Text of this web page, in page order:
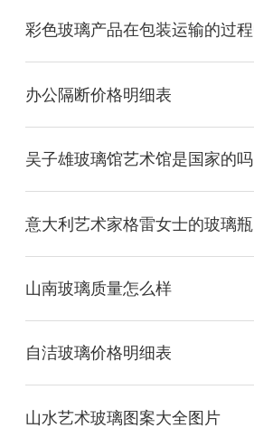
办公隔断价格明细表
吴子雄玻璃馆艺术馆是国家的吗
意大利艺术家格雷女士的玻璃瓶
山南玻璃质量怎么样
自洁玻璃价格明细表
山水艺术玻璃图案大全图片